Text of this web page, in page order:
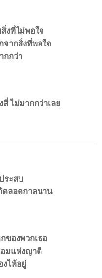
งที่ไม่พอใจ
จากสิ่งที่พอใจ
กกว่า
ไม่มากกว่าเลย
ระสบ
ลอดกาลนาน
ของพวกเธอ
อมแห่งญาติ
งไห้อยู่